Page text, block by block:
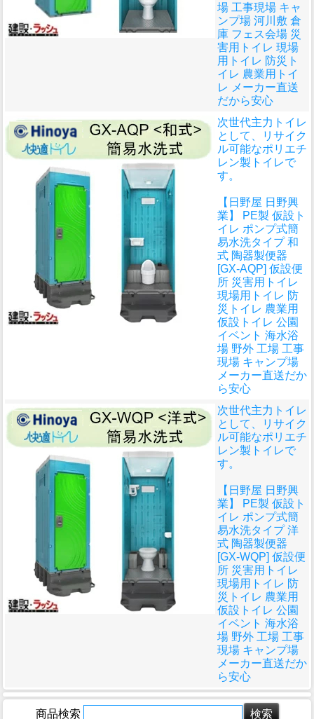
場 工事現場 キャ
ンプ場 河川敷 倉
庫 フェス会場 災
害用トイレ 現場
用トイレ 防災ト
イレ 農業用トイ
レ メーカー直送
だから安心
次世代主力トイレ
として、リサイク
ル可能なポリエチ
レン製トイレで
す。
【日野屋 日野興
業】 PE製 仮設ト
イレ ポンプ式簡
易水洗タイプ 和
式 陶器製便器
[GX-AQP] 仮設便
所 災害用トイレ
現場用トイレ 防
災トイレ 農業用
仮設トイレ 公園
イベント 海水浴
場 野外 工場 工事
現場 キャンプ場
メーカー直送だか
ら安心
次世代主力トイレ
として、リサイク
ル可能なポリエチ
レン製トイレで
す。
【日野屋 日野興
業】 PE製 仮設ト
イレ ポンプ式簡
易水洗タイプ 洋
式 陶器製便器
[GX-WQP] 仮設便
所 災害用トイレ
現場用トイレ 防
災トイレ 農業用
仮設トイレ 公園
イベント 海水浴
場 野外 工場 工事
現場 キャンプ場
メーカー直送だか
ら安心
商品検索